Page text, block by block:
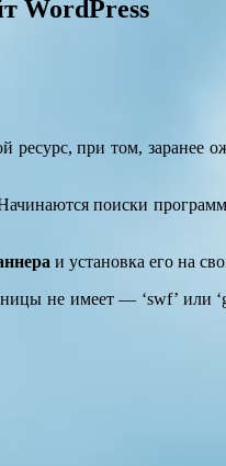
WordPress
при том, заранее
поиски
и установка его на
не имеет — ‘swf’